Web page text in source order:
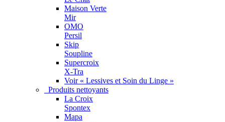
Maison Verte
Mir
OMO
Persil
Skip
Soupline
Supercroix
X-Tra
Voir « Lessives et Soin du Linge »
Produits nettoyants
La Croix
Spontex
Mapa